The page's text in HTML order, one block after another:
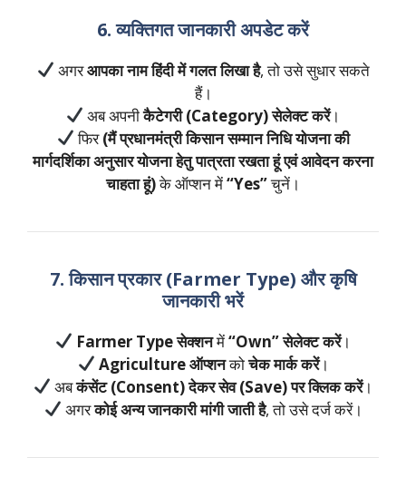
6. व्यक्तिगत जानकारी अपडेट करें
अगरआपका नाम हिंदी में गलत लिखा है, तो उसे सुधार सकते
हैं।
अब अपनीकैटेगरी (Category) सेलेक्ट करें।
फिर(मैं प्रधानमंत्री किसान सम्मान निधि योजना की
मार्गदर्शिका अनुसार योजना हेतु पात्रता रखता हूं एवं आवेदन करना
चाहता हूं)के ऑप्शन में“Yes”चुनें।
7. किसान प्रकार (Farmer Type) और कृषि
जानकारी भरें
Farmer Type सेक्शनमें“Own” सेलेक्ट करें।
Agriculture ऑप्शनकोचेक मार्क करें।
अबकंसेंट (Consent) देकर सेव (Save) पर क्लिक करें।
अगरकोई अन्य जानकारी मांगी जाती है, तो उसे दर्ज करें।